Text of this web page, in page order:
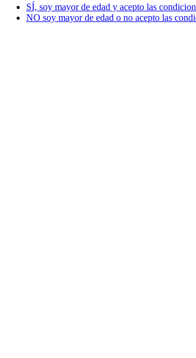
SÍ, soy mayor de edad y acepto las
NO soy mayor de edad o no acepto las